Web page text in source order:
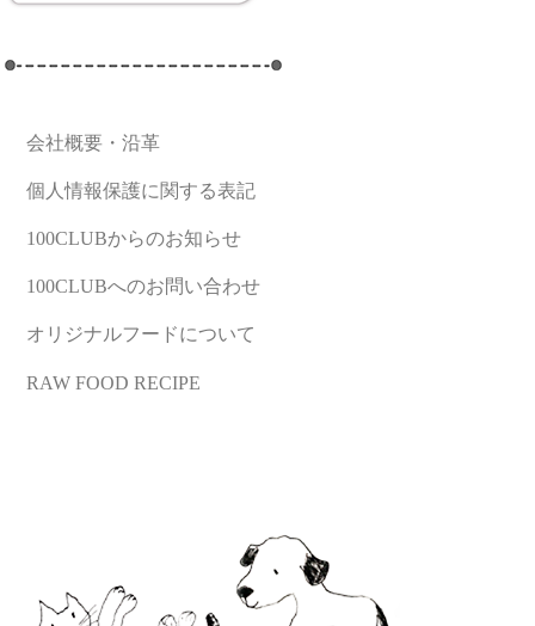
会社概要・沿革
個人情報保護に関する表記
100CLUBからのお知らせ
100CLUBへのお問い合わせ
オリジナルフードについて
RAW FOOD RECIPE